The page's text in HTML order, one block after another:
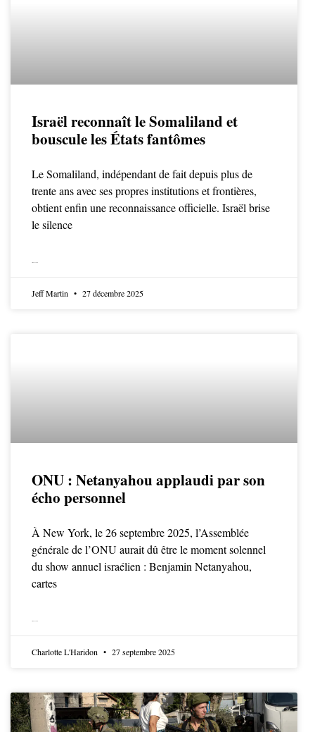
Israël reconnaît le Somaliland et
bouscule les États fantômes
Le Somaliland, indépendant de fait depuis plus de
trente ans avec ses propres institutions et frontières,
obtient enfin une reconnaissance officielle. Israël brise
le silence
Jeff Martin 27 décembre 2025
ONU : Netanyahou applaudi par son
écho personnel
À New York, le 26 septembre 2025, l’Assemblée
générale de l’ONU aurait dû être le moment solennel
du show annuel israélien : Benjamin Netanyahou,
cartes
Charlotte L'Haridon 27 septembre 2025